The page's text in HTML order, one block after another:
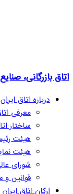
اتاق بازرگانی،
درباره اتاق ایران
معرفی
ساختار
هیئت
هیئت
شورای
قوانین و